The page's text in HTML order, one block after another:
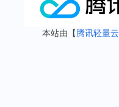
本站由【腾讯轻量云